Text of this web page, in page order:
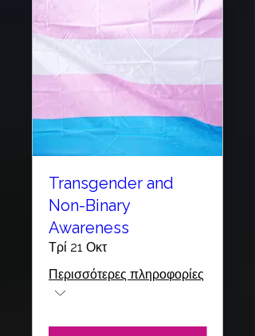
Transgender and
Non-Binary
Awareness
Τρί 21 Οκτ
Περισσότερες πληροφορίες